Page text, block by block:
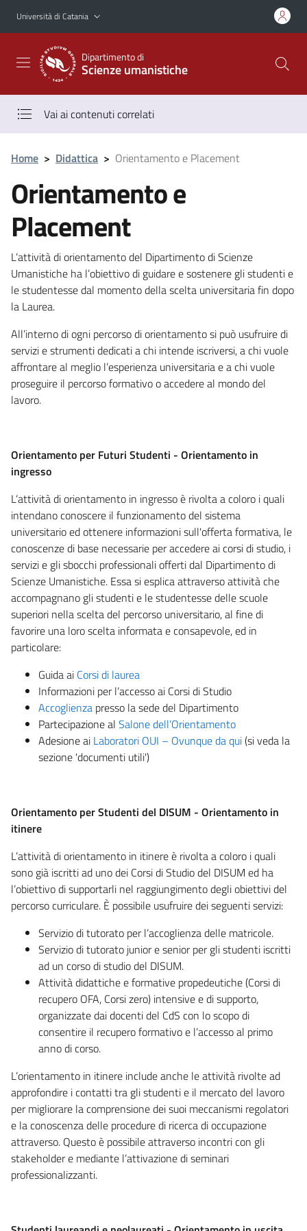
Vai al contenuto principale
Vai al menu di navigazione
Università di Catania
Dipartimento di
Scienze umanistiche
Vai ai contenuti correlati
Home > Didattica > Orientamento e Placement
Orientamento e
Placement
L’attività di orientamento del Dipartimento di Scienze
Umanistiche ha l’obiettivo di guidare e sostenere gli studenti e
le studentesse dal momento della scelta universitaria fin dopo
la Laurea.
All’interno di ogni percorso di orientamento si può usufruire di
servizi e strumenti dedicati a chi intende iscriversi, a chi vuole
affrontare al meglio l’esperienza universitaria e a chi vuole
proseguire il percorso formativo o accedere al mondo del
lavoro.
Orientamento per Futuri Studenti - Orientamento in
ingresso
L’attività di orientamento in ingresso è rivolta a coloro i quali
intendano conoscere il funzionamento del sistema
universitario ed ottenere informazioni sull'offerta formativa, le
conoscenze di base necessarie per accedere ai corsi di studio, i
servizi e gli sbocchi professionali offerti dal Dipartimento di
Scienze Umanistiche. Essa si esplica attraverso attività che
accompagnano gli studenti e le studentesse delle scuole
superiori nella scelta del percorso universitario, al fine di
favorire una loro scelta informata e consapevole, ed in
particolare:
Guida ai Corsi di laurea
Informazioni per l’accesso ai Corsi di Studio
Accoglienza presso la sede del Dipartimento
Partecipazione al Salone dell’Orientamento
Adesione ai Laboratori OUI – Ovunque da qui(si veda la
sezione 'documenti utili')
Orientamento per Studenti del DISUM - Orientamento in
itinere
L’attività di orientamento in itinere è rivolta a coloro i quali
sono già iscritti ad uno dei Corsi di Studio del DISUM ed ha
l’obiettivo di supportarli nel raggiungimento degli obiettivi del
percorso curriculare. È possibile usufruire dei seguenti servizi:
Servizio di tutorato per l’accoglienza delle matricole.
Servizio di tutorato junior e senior per gli studenti iscritti
ad un corso di studio del DISUM.
Attività didattiche e formative propedeutiche (Corsi di
recupero OFA, Corsi zero) intensive e di supporto,
organizzate dai docenti del CdS con lo scopo di
consentire il recupero formativo e l’accesso al primo
anno di corso.
L’orientamento in itinere include anche le attività rivolte ad
approfondire i contatti tra gli studenti e il mercato del lavoro
per migliorare la comprensione dei suoi meccanismi regolatori
e la conoscenza delle procedure di ricerca di occupazione
attraverso. Questo è possibile attraverso incontri con gli
stakeholder e mediante l’attivazione di seminari
professionalizzanti.